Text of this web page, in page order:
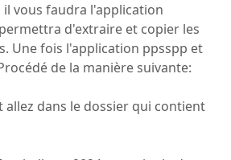
vous faudra l'application
d'extraire et copier les
Une fois l'application ppsspp et
de la manière suivante:
allez dans le dossier qui contient